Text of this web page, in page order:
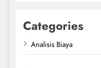
Categories
Analisis Biaya